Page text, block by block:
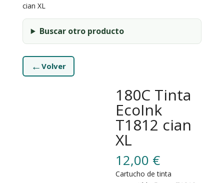
cian XL
Buscar otro producto
← Volver
180C Tinta
EcoInk
T1812 cian
XL
12,00 €
Cartucho de tinta